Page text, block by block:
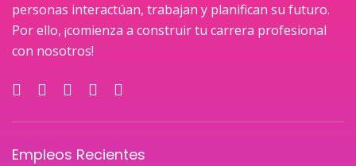
personas interactúan, trabajan y planifican su futuro.
Por ello, ¡comienza a construir tu carrera profesional
con nosotros!
Empleos Recientes